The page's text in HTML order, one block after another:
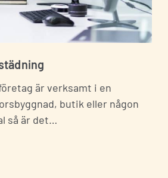
är verksamt i en
butik eller någon
så är det…